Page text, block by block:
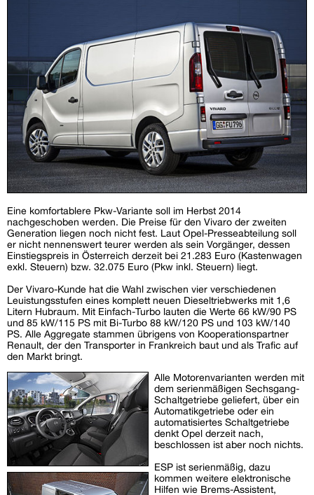
Eine komfortablere Pkw-Variante soll im Herbst 2014
nachgeschoben werden. Die Preise für den Vivaro der zweiten
Generation liegen noch nicht fest. Laut Opel-Presseabteilung soll
er nicht nennenswert teurer werden als sein Vorgänger, dessen
Einstiegspreis in Österreich derzeit bei 21.283 Euro (Kastenwagen
exkl. Steuern) bzw. 32.075 Euro (Pkw inkl. Steuern) liegt.
Der Vivaro-Kunde hat die Wahl zwischen vier verschiedenen
Leuistungsstufen eines komplett neuen Dieseltriebwerks mit 1,6
Litern Hubraum. Mit Einfach-Turbo lauten die Werte 66 kW/90 PS
und 85 kW/115 PS mit Bi-Turbo 88 kW/120 PS und 103 kW/140
PS. Alle Aggregate stammen übrigens von Kooperationspartner
Renault, der den Transporter in Frankreich baut und als Trafic auf
den Markt bringt.
Alle Motorenvarianten werden mit
dem serienmäßigen Sechsgang-
Schaltgetriebe geliefert, über ein
Automatikgetriebe oder ein
automatisiertes Schaltgetriebe
denkt Opel derzeit nach,
beschlossen ist aber noch nichts.
ESP ist serienmäßig, dazu
kommen weitere elektronische
Hilfen wie Brems-Assistent,